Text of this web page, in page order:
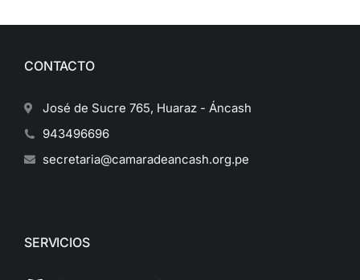
CONTACTO
José de Sucre 765, Huaraz - Áncash
943496696
secretaria@camaradeancash.org.pe
SERVICIOS